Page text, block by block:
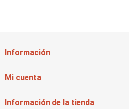
Información
Mi cuenta
Información de la tienda